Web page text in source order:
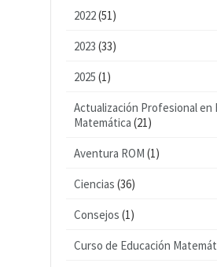
2022(51)
2023 (33)
2025 (1)
Actualización Profesional en
Matemática (21)
Aventura ROM (1)
Ciencias (36)
Consejos (1)
Curso de Educación